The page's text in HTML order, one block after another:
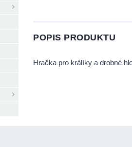
POPIS PRODUKTU
Hračka pro králíky a drobné